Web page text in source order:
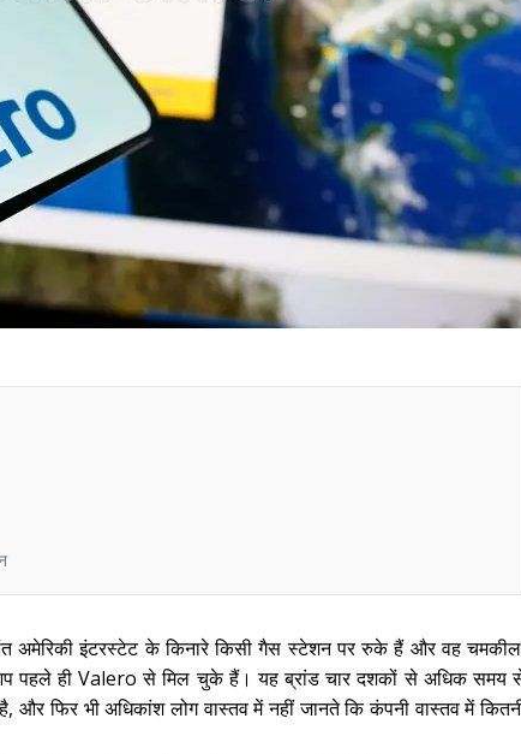
अमेरिकी इंटरस्टेट के किनारे किसी गैस स्टेशन पर रुके हैं और वह
पहले ही Valero से मिल चुके हैं। यह ब्रांड चार दशकों से अधिक समय
और फिर भी अधिकांश लोग वास्तव में नहीं जानते कि कंपनी वास्तव में